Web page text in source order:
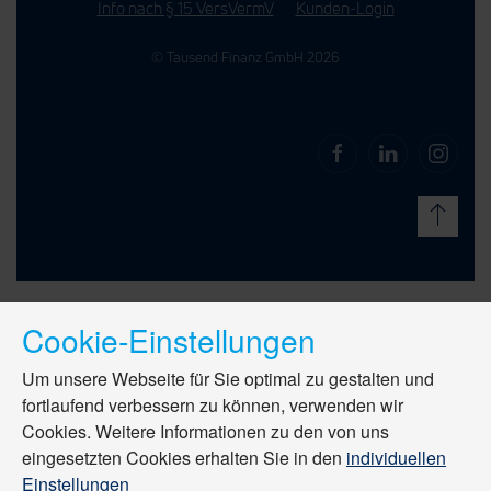
Info nach § 15 VersVermV
Kunden-Login
© Tausend Finanz GmbH 2026
Cookie-Einstellungen
Um unsere Webseite für Sie optimal zu gestalten und
fortlaufend verbessern zu können, verwenden wir
Cookies. Weitere Informationen zu den von uns
eingesetzten Cookies erhalten Sie in den individuellen
Einstellungen